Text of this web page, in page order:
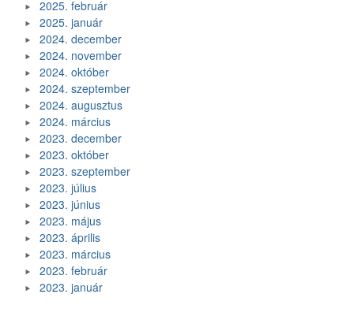
2025. február
2025. január
2024. december
2024. november
2024. október
2024. szeptember
2024. augusztus
2024. március
2023. december
2023. október
2023. szeptember
2023. július
2023. június
2023. május
2023. április
2023. március
2023. február
2023. január